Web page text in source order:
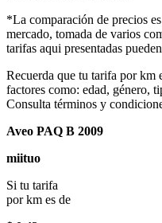
*La comparación de precios
mercado, tomada de varios
tarifas aqui presentadas
Recuerda que tu tarifa por km
factores como: edad, género,
Consulta términos y
Aveo PAQ B 2009
miituo
Si tu tarifa
por km es de